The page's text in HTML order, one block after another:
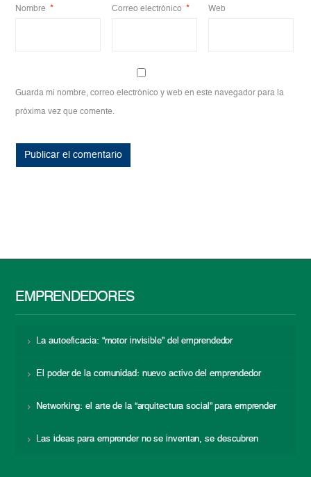
Nombre * Correo electrónico * Web
Guarda mi nombre, correo electrónico y web en este navegador para la
próxima vez que comente.
EMPRENDEDORES
La autoeficacia: “motor invisible” del emprendedor
El poder de la comunidad: nuevo activo del emprendedor
Networking: el arte de la “arquitectura social” para emprender
Las ideas para emprender no se inventan, se descubren